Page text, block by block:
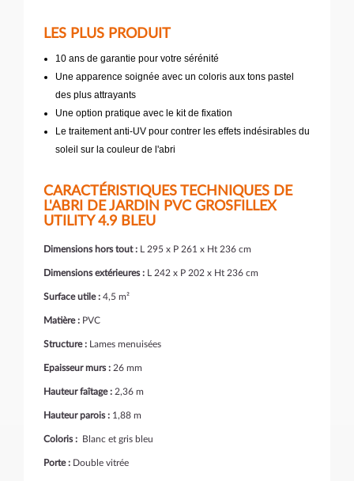
LES PLUS PRODUIT
10 ans de garantie pour votre sérénité
Une apparence soignée avec un coloris aux tons pastel
des plus attrayants
Une option pratique avec le kit de fixation
Le traitement anti-UV pour contrer les effets indésirables du
soleil sur la couleur de l'abri
CARACTÉRISTIQUES TECHNIQUES DE
L'ABRI DE JARDIN PVC GROSFILLEX
UTILITY 4.9 BLEU
Dimensions hors tout : L 295 x P 261 x Ht 236 cm
Dimensions extérieures : L 242 x P 202 x Ht 236 cm
Surface utile : 4,5 m²
Matière : PVC
Structure : Lames menuisées
Epaisseur murs : 26 mm
Hauteur faîtage : 2,36 m
Hauteur parois : 1,88 m
Coloris : Blanc et gris bleu
Porte : Double vitrée